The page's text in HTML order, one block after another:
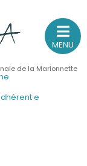
MENU
de la Marionnette